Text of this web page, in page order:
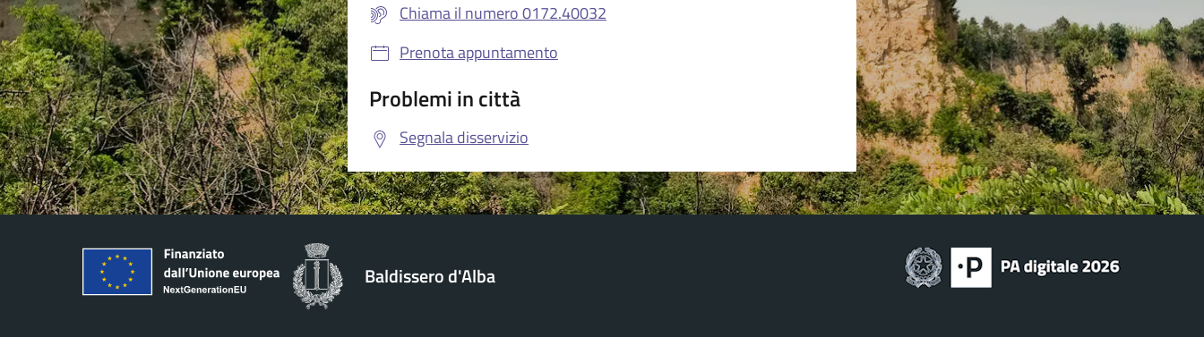
Chiama il numero 0172.40032
Prenota appuntamento
Problemi in città
Segnala disservizio
Baldissero d'Alba